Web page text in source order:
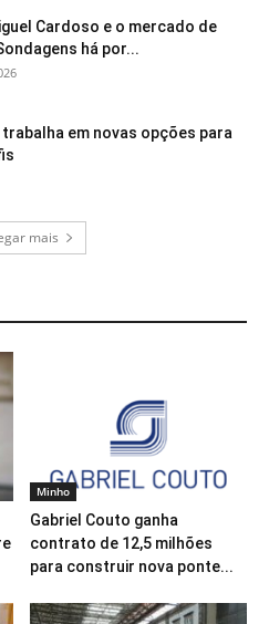
Cardoso e o mercado de
há por...
trabalha em novas opções para
mais
Minho
Gabriel Couto ganha
contrato de 12,5 milhões
para construir nova ponte...